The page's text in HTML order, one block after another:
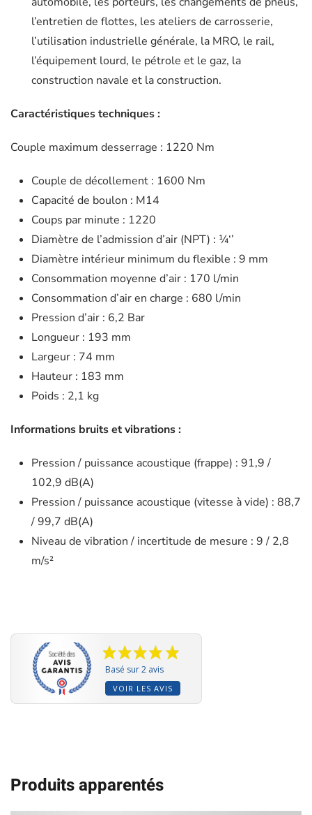
l’entretien de flottes, les ateliers de carrosserie,
l’utilisation industrielle générale, la MRO, le rail,
l’équipement lourd, le pétrole et le gaz, la
construction navale et la construction.
Caractéristiques techniques :
Couple maximum desserrage : 1220 Nm
Couple de décollement : 1600 Nm
Capacité de boulon : M14
Coups par minute : 1220
Diamètre de l’admission d’air (NPT) : ¼‘’
Diamètre intérieur minimum du flexible : 9 mm
Consommation moyenne d’air : 170 l/min
Consommation d’air en charge : 680 l/min
Pression d’air : 6,2 Bar
Longueur : 193 mm
Largeur : 74 mm
Hauteur : 183 mm
Poids : 2,1 kg
Informations bruits et vibrations :
Pression / puissance acoustique (frappe) : 91,9 /
102,9 dB(A)
Pression / puissance acoustique (vitesse à vide) : 88,7
/ 99,7 dB(A)
Niveau de vibration / incertitude de mesure : 9 / 2,8
m/s²
Basé sur 2 avis
VOIR LES AVIS
Produits apparentés